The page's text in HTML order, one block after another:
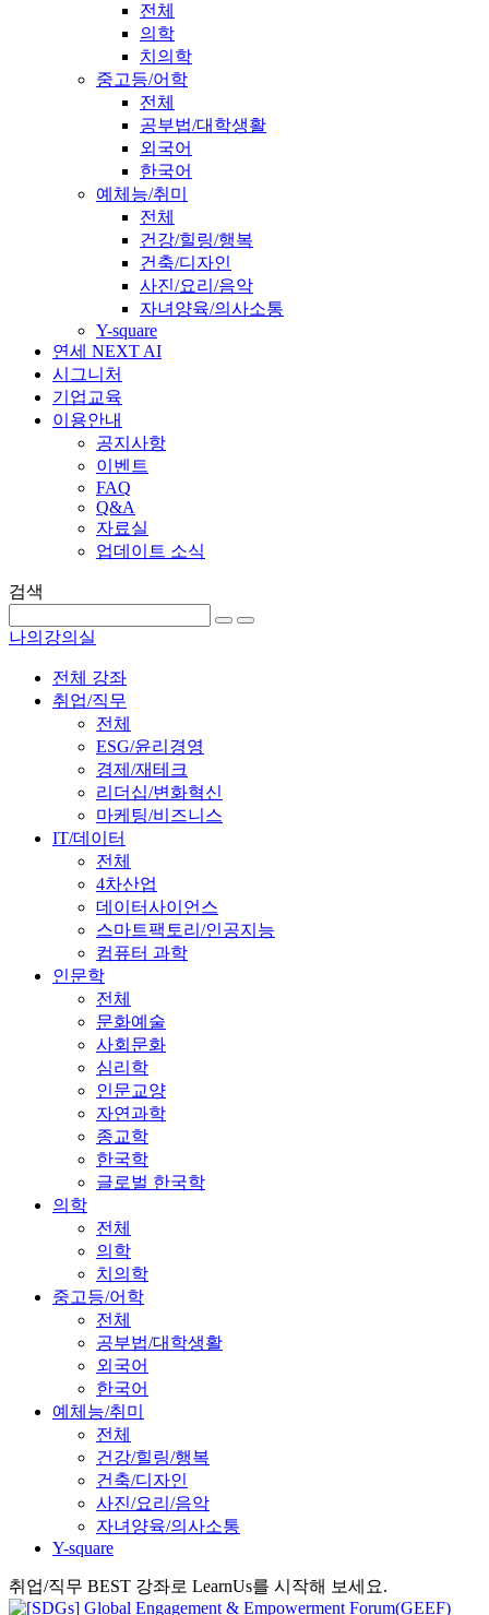
전체
의학
치의학
중고등/어학
전체
공부법/대학생활
외국어
한국어
예체능/취미
전체
건강/힐링/행복
건축/디자인
사진/요리/음악
자녀양육/의사소통
Y-square
연세 NEXT AI
시그니처
기업교육
이용안내
공지사항
이벤트
FAQ
Q&A
자료실
업데이트 소식
검색
나의강의실
전체 강좌
취업/직무
전체
ESG/윤리경영
경제/재테크
리더십/변화혁신
마케팅/비즈니스
IT/데이터
전체
4차산업
데이터사이언스
스마트팩토리/인공지능
컴퓨터 과학
인문학
전체
문화예술
사회문화
심리학
인문교양
자연과학
종교학
한국학
글로벌 한국학
의학
전체
의학
치의학
중고등/어학
전체
공부법/대학생활
외국어
한국어
예체능/취미
전체
건강/힐링/행복
건축/디자인
사진/요리/음악
자녀양육/의사소통
Y-square
취업/직무 BEST 강좌로 LearnUs를 시작해 보세요.